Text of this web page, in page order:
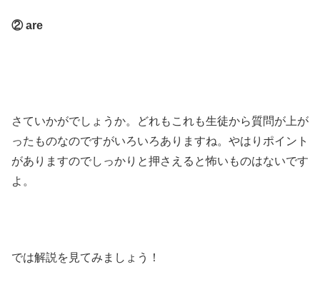
② are
さていかがでしょうか。どれもこれも生徒から質問が上が
ったものなのですがいろいろありますね。やはりポイント
がありますのでしっかりと押さえると怖いものはないです
よ。
では解説を見てみましょう！